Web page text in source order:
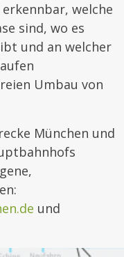
welche
sind, wo es
und an welcher
Umbau von
München und
und